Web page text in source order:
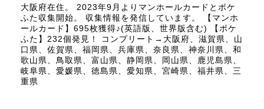
大阪府在住。 2023年9月よりマンホールカードとポケ
ふた収集開始。 収集情報を発信しています。 【マンホ
ールカード】695枚獲得♪(英語版、世界版含む) 【ポケ
ふた】232個発見！ コンプリート→大阪府、滋賀県、山
口県、佐賀県、福岡県、兵庫県、奈良県、神奈川県、和
歌山県、鳥取県、富山県、静岡県、岡山県、鹿児島県、
岐阜県、愛媛県、徳島県、愛知県、宮崎県、福井県、三
重県